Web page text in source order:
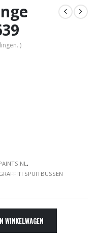
)
,
SPUITBUSSEN
WINKELWAGEN